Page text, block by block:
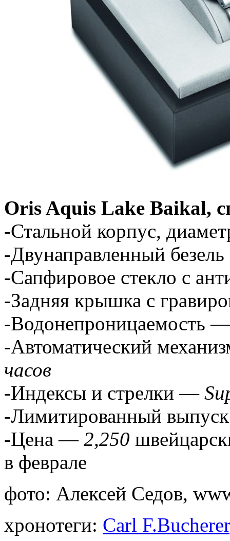
Oris Aquis Lake Baikal,
-Стальной корпус,
-Двунаправленный
-Сапфировое стекло с
-Задняя крышка с
-Водонепроницаемость
-Автоматический
часов
-Индексы и стрелки —
-Лимитированный
-Цена — 2,250
в феврале
фото: Алексей Седов,
хронотеги: Carl F.Bucherer